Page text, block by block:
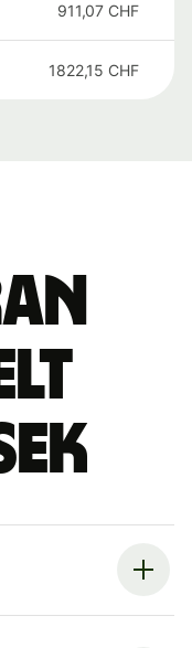
911,07 CHF
1822,15 CHF